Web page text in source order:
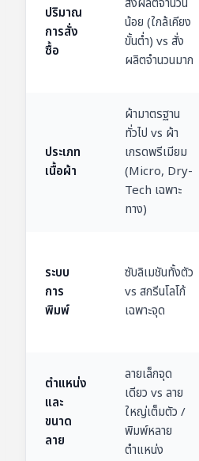
ปริมาณ
การสั่ง
ซื้อ
สั่งผลิตจำนวน
น้อย (ใกล้เคียง
ขั้นต่ำ) vs สั่ง
ผลิตจำนวนมาก
ประเภท
เนื้อผ้า
ผ้ามาตรฐาน
ทั่วไป vs ผ้า
เกรดพรีเมียม
(Micro, Dry-
Tech เฉพาะ
ทาง)
ระบบ
การ
พิมพ์
ซับลิเมชันทั้งตัว
vs สกรีนโลโก้
เฉพาะจุด
ตำแหน่ง
และ
ขนาด
ลาย
ลายเล็กจุด
เดียว vs ลาย
ใหญ่เต็มตัว /
พิมพ์หลาย
ตำแหน่ง